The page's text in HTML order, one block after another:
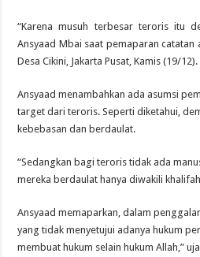
“Karena musuh terbesar teroris itu
Ansyaad Mbai saat pemaparan
Desa Cikini, Jakarta Pusat, Kamis (19/12).
Ansyaad menambahkan ada asumsi
target dari teroris. Seperti diketahui,
kebebasan dan berdaulat.
“Sedangkan bagi teroris tidak ada
mereka berdaulat hanya diwakili
Ansyaad memaparkan, dalam
yang tidak menyetujui adanya hukum
membuat hukum selain hukum Allah,”